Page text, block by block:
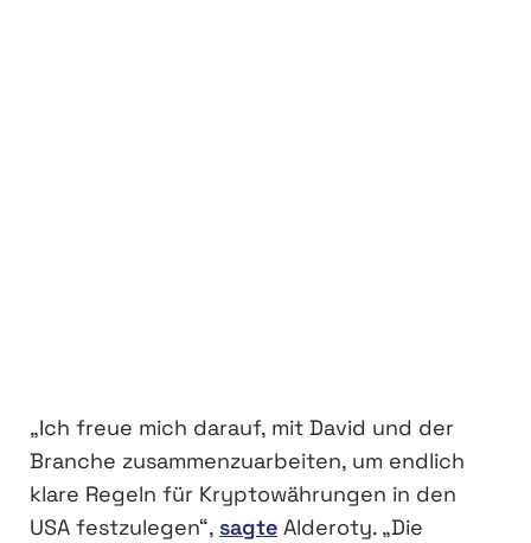
„Ich freue mich darauf, mit David und der
Branche zusammenzuarbeiten, um endlich
klare Regeln für Kryptowährungen in den
USA festzulegen“, sagte Alderoty. „Die